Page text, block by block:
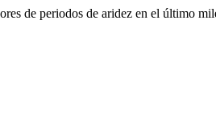
de periodos de aridez en el último